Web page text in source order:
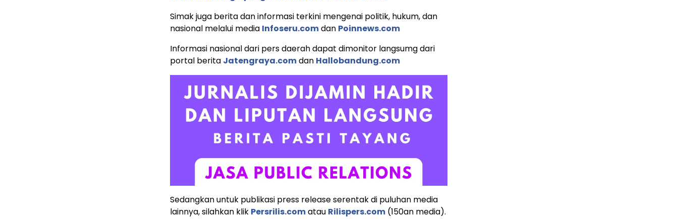
Simak juga berita dan informasi terkini mengenai politik, hukum, dan
nasional melalui media Infoseru.comdan Poinnews.com
Informasi nasional dari pers daerah dapat dimonitor langsumg dari
portal berita Jatengraya.comdan Hallobandung.com
Sedangkan untuk publikasi press release serentak di puluhan media
lainnya, silahkan klik Persrilis.comatau Rilispers.com (150an media).